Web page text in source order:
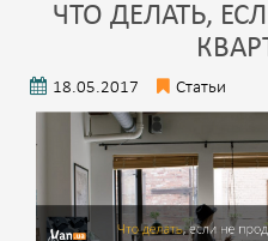
ЧТО ДЕЛАТЬ,
18.05.2017 Статьи